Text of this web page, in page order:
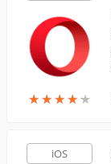
★★★★★
★★★★★
iOS